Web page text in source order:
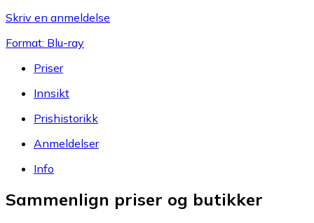
Skriv en anmeldelse
Format: Blu-ray
Priser
Innsikt
Prishistorikk
Anmeldelser
Info
Sammenlign priser og butikker